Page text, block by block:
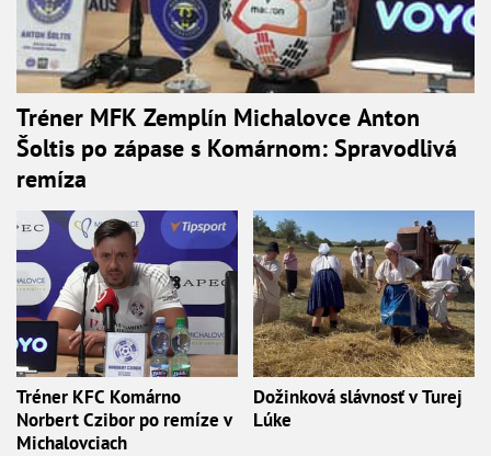
Tréner MFK Zemplín Michalovce Anton
Šoltis po zápase s Komárnom: Spravodlivá
remíza
Tréner KFC Komárno
Norbert Czibor po remíze v
Michalovciach
Dožinková slávnosť v Turej
Lúke